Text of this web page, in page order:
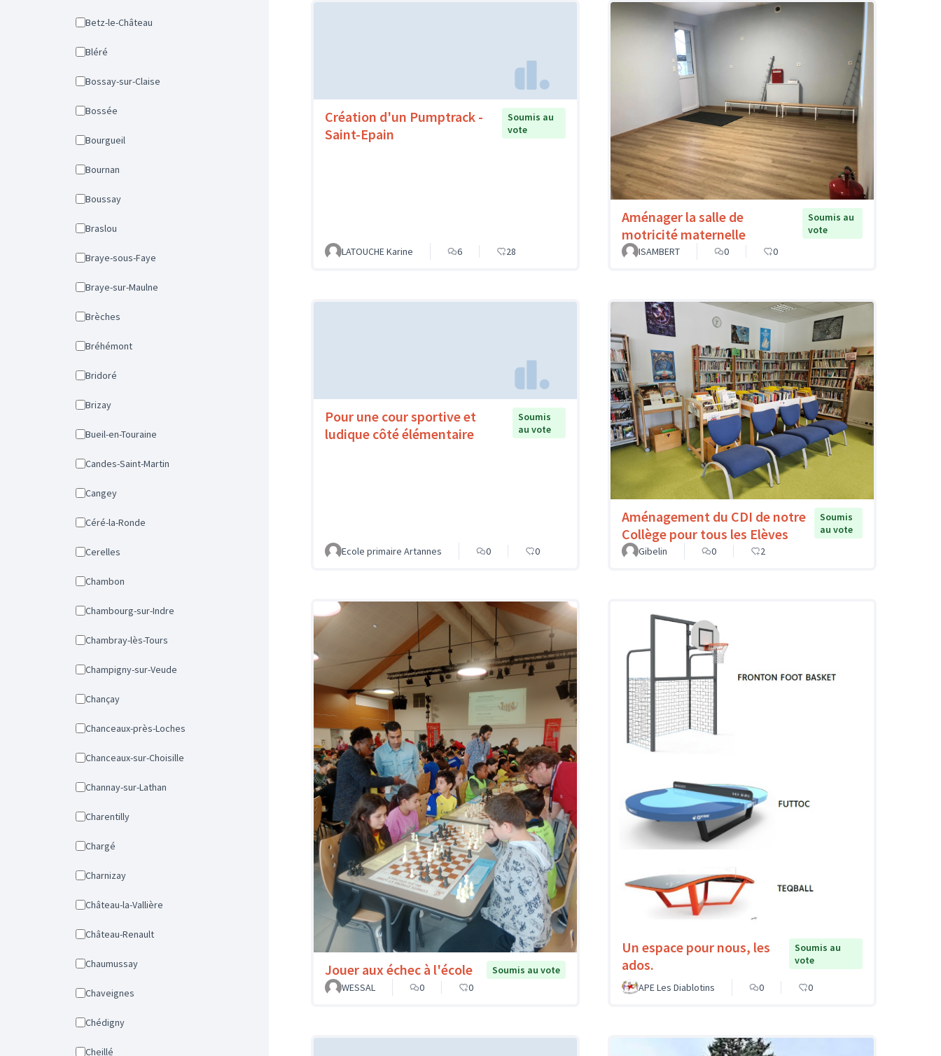
Betz-le-Château
Bléré
Bossay-sur-Claise
Bossée
Bourgueil
Bournan
Boussay
Braslou
Braye-sous-Faye
Braye-sur-Maulne
Brèches
Bréhémont
Bridoré
Brizay
Bueil-en-Touraine
Candes-Saint-Martin
Cangey
Céré-la-Ronde
Cerelles
Chambon
Chambourg-sur-Indre
Chambray-lès-Tours
Champigny-sur-Veude
Chançay
Chanceaux-près-Loches
Chanceaux-sur-Choisille
Channay-sur-Lathan
Charentilly
Chargé
Charnizay
Château-la-Vallière
Château-Renault
Chaumussay
Chaveignes
Chédigny
Cheillé
Création d'un Pumptrack -
Saint-Epain
Soumis au
vote
LATOUCHE Karine 6 28
Aménager la salle de
motricité maternelle
Soumis au
vote
ISAMBERT
0 0
Pour une cour sportive et
ludique côté élémentaire
Soumis
au vote
Ecole primaire Artannes 0 0
Aménagement du CDI de notre
Collège pour tous les Elèves
Soumis
au vote
Gibelin
0 2
Jouer aux échec à l'école
Soumis au vote
WESSAL
0 0
Un espace pour nous, les
ados.
Soumis au
vote
APE Les Diablotins 0 0